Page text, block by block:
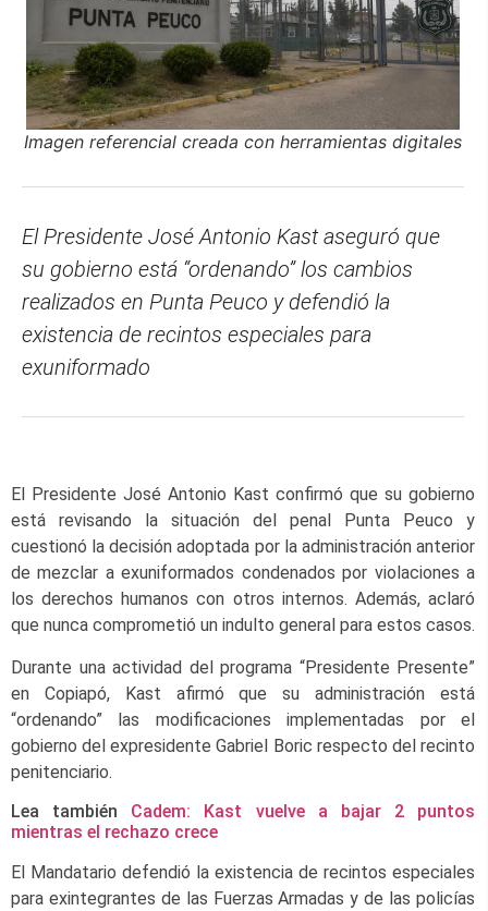
Imagen referencial creada con herramientas digitales
El Presidente José Antonio Kast aseguró que
su gobierno está “ordenando” los cambios
realizados en Punta Peuco y defendió la
existencia de recintos especiales para
exuniformado
El Presidente José Antonio Kast confirmó que su gobierno
está revisando la situación del penal Punta Peuco y
cuestionó la decisión adoptada por la administración anterior
de mezclar a exuniformados condenados por violaciones a
los derechos humanos con otros internos. Además, aclaró
que nunca comprometió un indulto general para estos casos.
Durante una actividad del programa “Presidente Presente”
en Copiapó, Kast afirmó que su administración está
“ordenando” las modificaciones implementadas por el
gobierno del expresidente Gabriel Boric respecto del recinto
penitenciario.
Lea también Cadem: Kast vuelve a bajar 2 puntos
mientras el rechazo crece
El Mandatario defendió la existencia de recintos especiales
para exintegrantes de las Fuerzas Armadas y de las policías